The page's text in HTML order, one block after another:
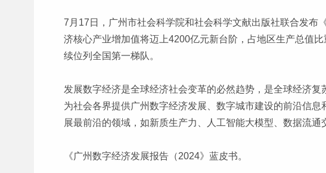
7月17日，广州市社会科学院和社会科学文献出版社联合发布
济核心产业增加值将迈上4200亿元新台阶，占地区生产总值
续位列全国第一梯队。
发展数字经济是全球经济社会变革的必然趋势，是全球经济
为社会各界提供广州数字经济发展、数字城市建设的前沿信
展最前沿的领域，如新质生产力、人工智能大模型、数据流
《广州数字经济发展报告（2024》蓝皮书。